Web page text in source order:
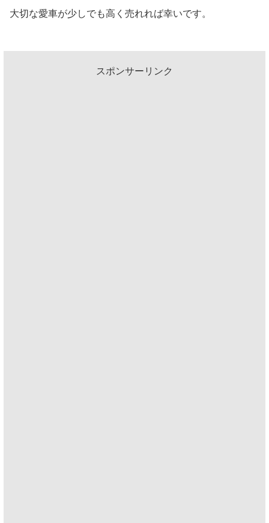
大切な愛車が少しでも高く売れれば幸いです。
スポンサーリンク